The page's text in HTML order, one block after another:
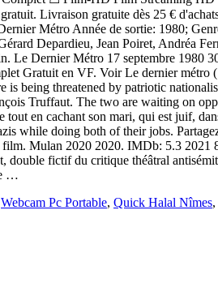
Webcam Pc Portable, Quick Halal Nîmes,